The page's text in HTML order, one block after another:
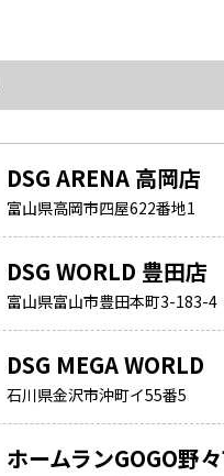
DSG ARENA 高岡店
富山県高岡市四屋622番地1
DSG WORLD 豊田店
富山県富山市豊田本町3-183-4
DSG MEGA WORLD
石川県金沢市沖町イ55番5
ホームランGOGO野